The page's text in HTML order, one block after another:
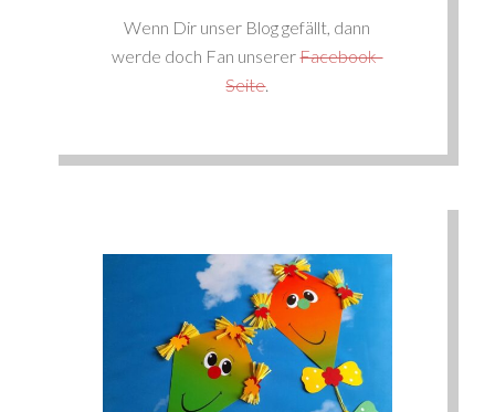
Wenn Dir unser Blog gefällt, dann
werde doch Fan unsererFacebook-
Seite.